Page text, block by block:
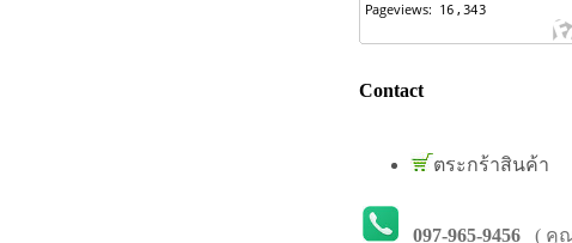
Contact
ตระกร้าสินค้า
097-965-9456 ( คุ